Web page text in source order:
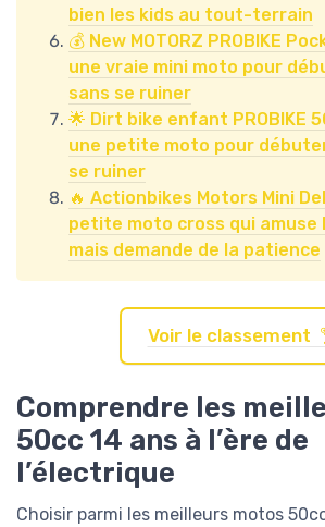
bien les kids au tout-terrain
💰 New MOTORZ PROBIKE
une vraie mini moto pour
sans se ruiner
🌟 Dirt bike enfant PROBIKE
une petite moto pour
se ruiner
🔥 Actionbikes Motors Mini
petite moto cross qui amuse
mais demande de la patience
Voir le classement
Comprendre les
50cc 14 ans à l’ère de
l’électrique
Choisir parmi les meilleurs motos